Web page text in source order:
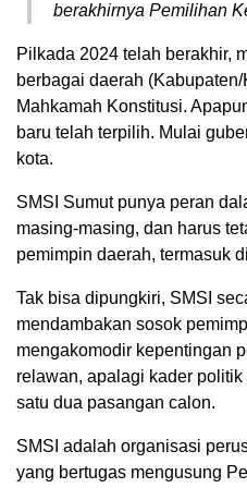
berakhirnya Pemilihan
Pilkada 2024 telah berakhir,
berbagai daerah
Mahkamah Konstitusi.
baru telah terpilih. Mulai
kota.
SMSI Sumut punya peran
masing-masing, dan harus
pemimpin daerah, termasuk
Tak bisa dipungkiri, SMSI
mendambakan sosok
mengakomodir kepentingan
relawan, apalagi kader politik
satu dua pasangan calon.
SMSI adalah organisasi
yang bertugas mengusung